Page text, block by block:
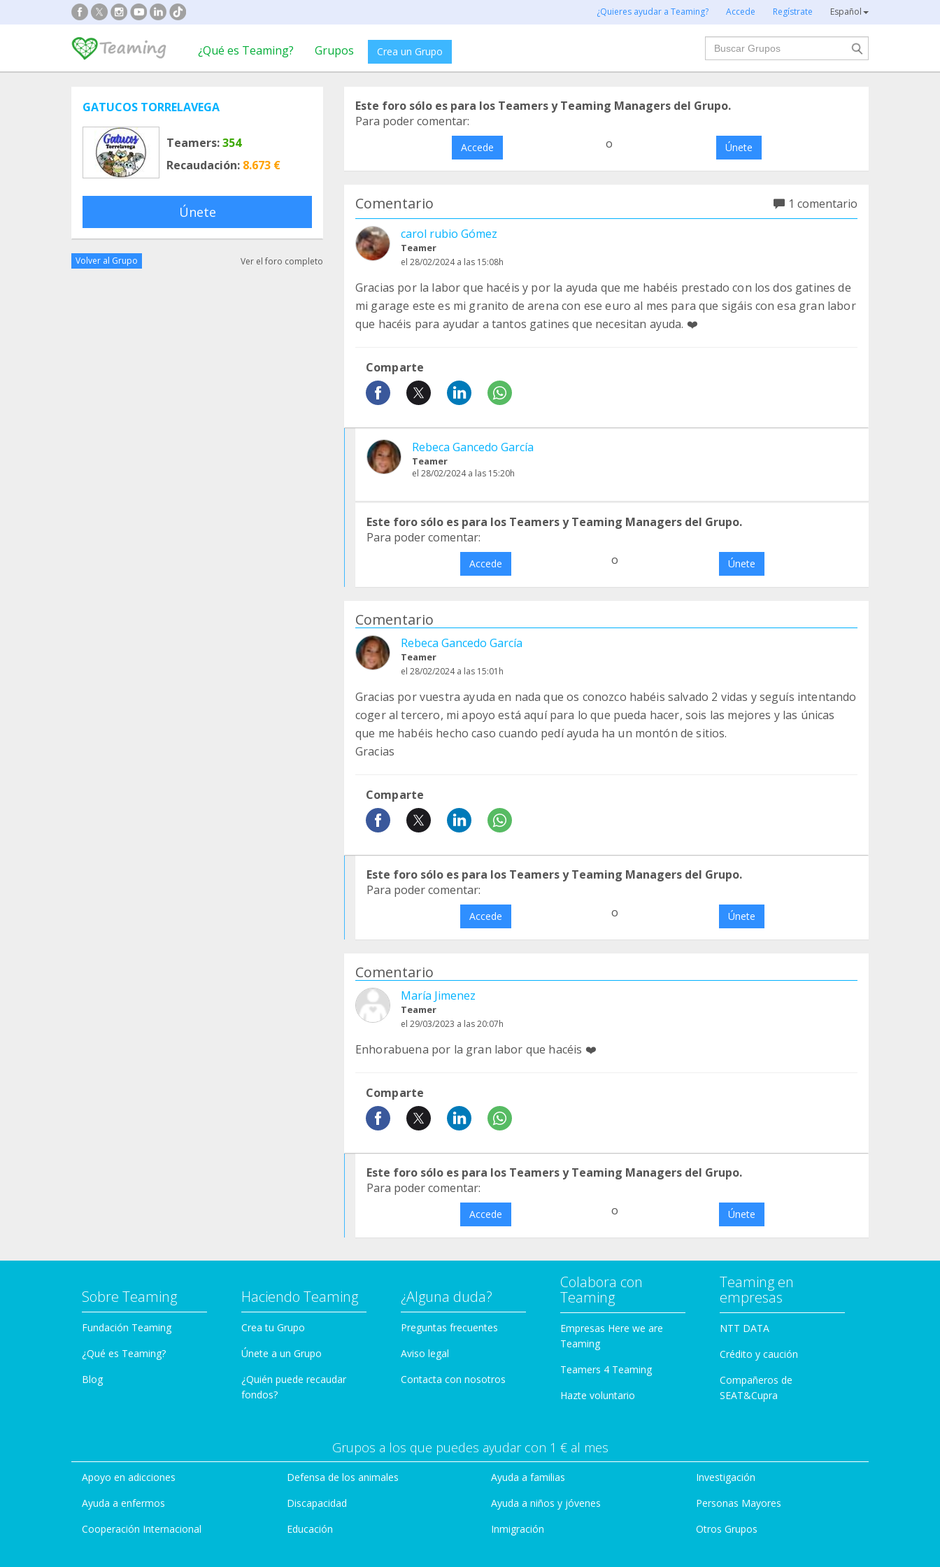
¿Quieres ayudar a Teaming? Accede Regístrate Español
¿Qué es Teaming? Grupos Crea un Grupo
Buscar
GATUCOS TORRELAVEGA
Teamers:354
Recaudación: 8.673 €
Únete
Volver al Grupo Ver el foro completo
Este foro sólo es para los Teamers y Teaming Managers del Grupo.
Para poder comentar:
Accede o Únete
Comentario
1 comentario
carol rubio Gómez
Teamer
el 28/02/2024 a las 15:08h
Gracias por la labor que hacéis y por la ayuda que me habéis prestado con los dos gatines de
mi garage este es mi granito de arena con ese euro al mes para que sigáis con esa gran labor
que hacéis para ayudar a tantos gatines que necesitan ayuda. ❤️
Comparte
Rebeca Gancedo García
Teamer
el 28/02/2024 a las 15:20h
Este foro sólo es para los Teamers y Teaming Managers del Grupo.
Para poder comentar:
Accede o Únete
Comentario
Rebeca Gancedo García
Teamer
el 28/02/2024 a las 15:01h
Gracias por vuestra ayuda en nada que os conozco habéis salvado 2 vidas y seguís intentando
coger al tercero, mi apoyo está aquí para lo que pueda hacer, sois las mejores y las únicas
que me habéis hecho caso cuando pedí ayuda ha un montón de sitios.
Gracias
Comparte
Este foro sólo es para los Teamers y Teaming Managers del Grupo.
Para poder comentar:
Accede o Únete
Comentario
María Jimenez
Teamer
el 29/03/2023 a las 20:07h
Enhorabuena por la gran labor que hacéis ❤️
Comparte
Este foro sólo es para los Teamers y Teaming Managers del Grupo.
Para poder comentar:
Accede o Únete
Sobre Teaming
Fundación Teaming
¿Qué es Teaming?
Blog
Haciendo Teaming
Crea tu Grupo
Únete a un Grupo
¿Quién puede recaudar
fondos?
¿Alguna duda?
Preguntas frecuentes
Aviso legal
Contacta con nosotros
Colabora con
Teaming
Empresas Here we are
Teaming
Teamers 4 Teaming
Hazte voluntario
Teaming en
empresas
NTT DATA
Crédito y caución
Compañeros de
SEAT&Cupra
Grupos a los que puedes ayudar con 1 € al mes
Apoyo en adicciones
Ayuda a enfermos
Cooperación Internacional
Defensa de los animales
Discapacidad
Educación
Ayuda a familias
Ayuda a niños y jóvenes
Inmigración
Investigación
Personas Mayores
Otros Grupos